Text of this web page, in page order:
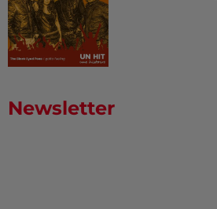
Newsletter